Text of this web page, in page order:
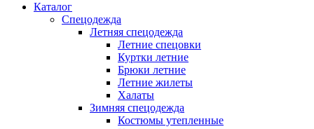
Каталог
Спецодежда
Летняя спецодежда
Летние спецовки
Куртки летние
Брюки летние
Летние жилеты
Халаты
Зимняя спецодежда
Костюмы утепленные